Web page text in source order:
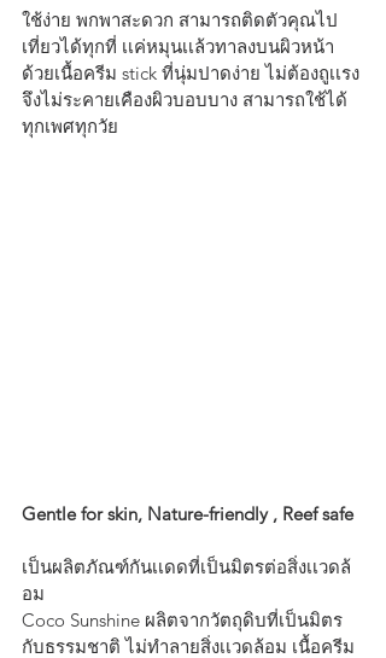
ใช้ง่าย พกพาสะดวก สามารถติดตัวคุณไป
เที่ยวได้ทุกที่ เเค่หมุนเเล้วทาลงบนผิวหน้า
ด้วยเนื้อครีม stick ที่นุ่มปาดง่าย ไม่ต้องถูเเรง
จึงไม่ระคายเคืองผิวบอบบาง สามารถใช้ได้
ทุกเพศทุกวัย
Gentle for skin, Nature-friendly , Reef safe
เป็นผลิตภัณฑ์กันเเดดที่เป็นมิตรต่อสิ่งเเวดล้
อม
Coco Sunshine ผลิตจากวัตถุดิบที่เป็นมิตร
กับธรรมชาติ ไม่ทำลายสิ่งเเวดล้อม เนื้อครีม